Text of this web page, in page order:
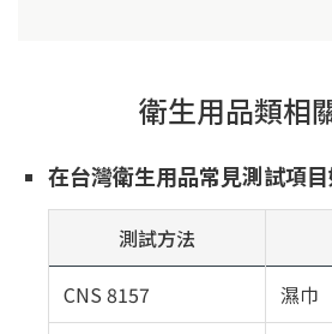
衛生用品類相
在台灣衛生用品常見測試項目
測試方法
CNS 8157
濕巾